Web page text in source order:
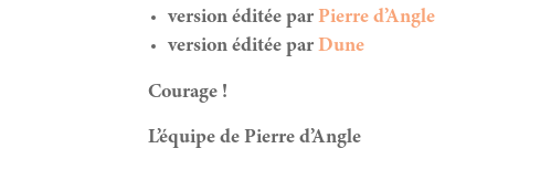
version éditée parPierre d’Angle
version éditée parDune
Courage !
L’équipe de Pierre d’Angle